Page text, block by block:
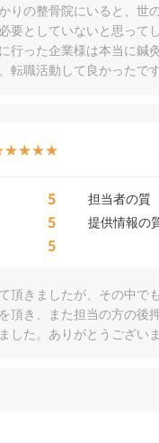
りの整骨院にいると、世
要としていないと思って
行った企業様は本当に鍼
転職活動して良かったです
5 担当者の質
5 提供情報の
5
頂きましたが、その中で
頂き、また担当の方の後
した。ありがとうございま